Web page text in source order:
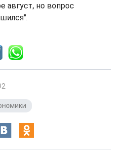
август, но вопрос